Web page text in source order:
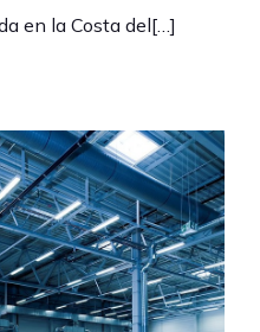
en la Costa del[…]